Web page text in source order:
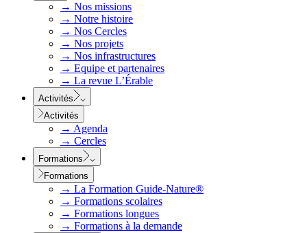
→ Nos missions
→ Notre histoire
→ Nos Cercles
→ Nos projets
→ Nos infrastructures
→ Equipe et partenaires
→ La revue L’Érable
Activités
Activités
→ Agenda
→ Cercles
Formations
Formations
→ La Formation Guide-Nature®
→ Formations scolaires
→ Formations longues
→ Formations à la demande